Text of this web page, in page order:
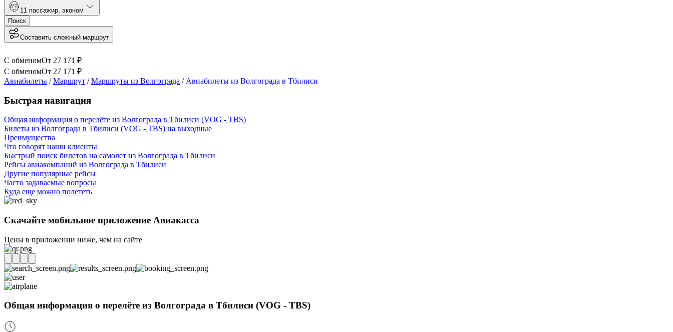
1 1 пассажир эконом
Поиск
Составить сложный маршрут
С обменомОт 27 171 ₽
С обменомОт 27 171 ₽
Авиабилеты /Маршрут /Маршруты из Волгограда / Авиабилеты из Волгограда в Тбилиси
Быстрая навигация
Общая информация о перелёте из Волгограда в Тбилиси (VOG - TBS)
Билеты из Волгограда в Тбилиси (VOG - TBS) на выходные
Преимущества
Что говорят наши клиенты
Быстрый поиск билетов на самолет из Волгограда в Тбилиси
Рейсы авиакомпаний из Волгограда в Тбилиси
Другие популярные рейсы
Часто задаваемые вопросы
Куда еще можно полететь
Скачайте мобильное приложение Авиакасса
Цены в приложении ниже, чем на сайте
Общая информация о перелёте из Волгограда в Тбилиси (VOG - TBS)